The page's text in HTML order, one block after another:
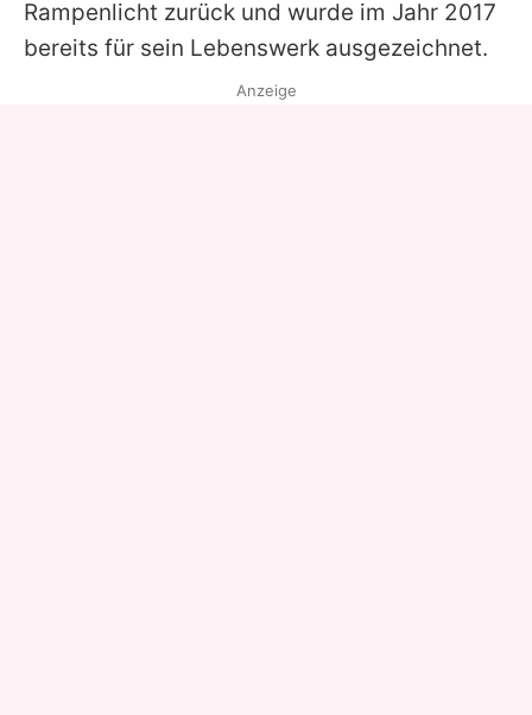
Rampenlicht zurück und wurde im Jahr 2017
bereits für sein Lebenswerk ausgezeichnet.
Anzeige